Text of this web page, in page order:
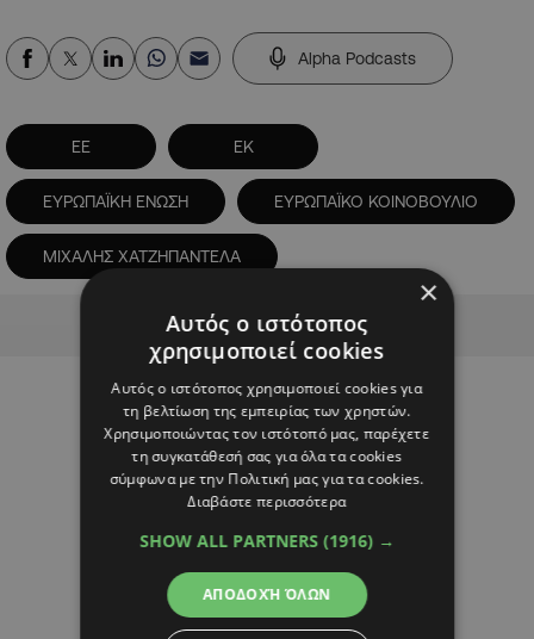
Alpha Podcasts
ΕΕ ΕΚ
ΕΥΡΩΠΑΪΚΗ ΕΝΩΣΗ ΕΥΡΩΠΑΪΚΟ ΚΟΙΝΟΒΟΥΛΙΟ
ΜΙΧΑΛΗΣ ΧΑΤΖΗΠΑΝΤΕΛΑ
Advertisement
×
Αυτός ο ιστότοπος
χρησιμοποιεί cookies
Αυτός ο ιστότοπος χρησιμοποιεί cookies για
τη βελτίωση της εμπειρίας των χρηστών.
Χρησιμοποιώντας τον ιστότοπό μας, παρέχετε
τη συγκατάθεσή σας για όλα τα cookies
σύμφωνα με την Πολιτική μας για τα cookies.
Διαβάστε περισσότερα
SHOW ALL PARTNERS (1916) →
ΑΠΟΔΟΧΉ ΌΛΩΝ